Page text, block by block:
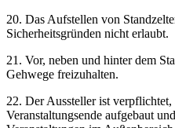
20. Das Aufstellen von
Sicherheitsgründen nicht erlaubt.
21. Vor, neben und hinter dem
Gehwege freizuhalten.
22. Der Aussteller ist verpflichtet,
Veranstaltungsende aufgebaut